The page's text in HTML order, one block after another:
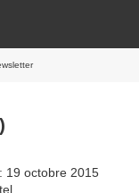
19 octobre 2015